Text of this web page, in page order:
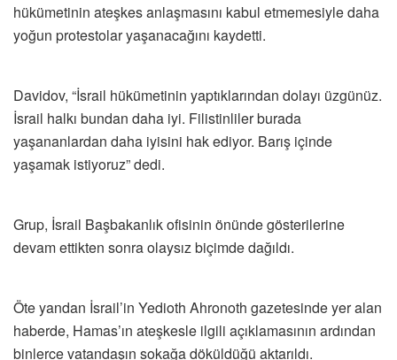
hükümetinin ateşkes anlaşmasını kabul etmemesiyle daha
yoğun protestolar yaşanacağını kaydetti.
Davidov, “İsrail hükümetinin yaptıklarından dolayı üzgünüz.
İsrail halkı bundan daha iyi. Filistinliler burada
yaşananlardan daha iyisini hak ediyor. Barış içinde
yaşamak istiyoruz” dedi.
Grup, İsrail Başbakanlık ofisinin önünde gösterilerine
devam ettikten sonra olaysız biçimde dağıldı.
Öte yandan İsrail’in Yedioth Ahronoth gazetesinde yer alan
haberde, Hamas’ın ateşkesle ilgili açıklamasının ardından
binlerce vatandaşın sokağa döküldüğü aktarıldı.